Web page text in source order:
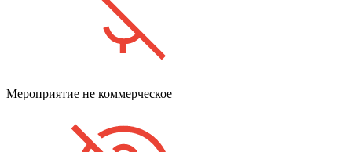
Мероприятие не коммерческое